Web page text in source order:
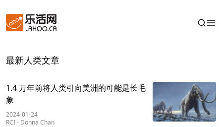
最新人类文章
1.4 万年前将人类引向美洲的可能是长毛
象
2024-01-24
RCI- Donna Chan